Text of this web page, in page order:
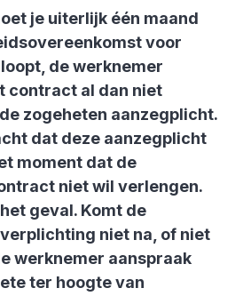
je uiterlijk één maand
voor
de werknemer
contract al dan niet
zogeheten aanzegplicht.
dat deze aanzegplicht
moment dat de
niet wil verlengen.
geval. Komt de
niet na, of niet
werknemer aanspraak
ter hoogte van